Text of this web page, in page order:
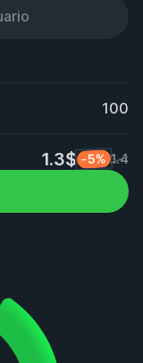
100
1.3$ -5% 1.4